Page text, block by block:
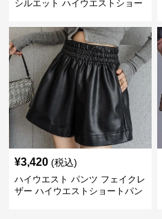
シルエット ハイウエストショー
¥3,420 (税込)
ハイウエスト パンツ フェイクレ
ザー ハイウエストショートパン